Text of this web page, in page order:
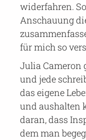
widerfahren.
Anschauung
für mich so
Julia Cameron
und jede
das eigene
und aushalten
daran, dass
dem man